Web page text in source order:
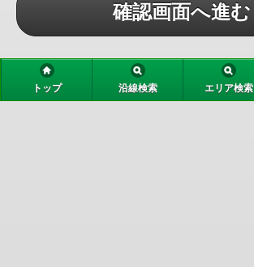
確認画面へ進む
トップ 沿線検索 エリア検索